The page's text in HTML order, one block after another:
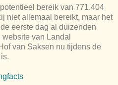
bereik van 771.404
niet allemaal bereikt, maar het
eerste dag al duizenden
van Landal
van Saksen nu tijdens de